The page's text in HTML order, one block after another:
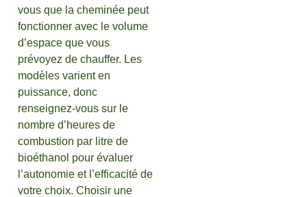
vous que la cheminée peut
fonctionner avec le volume
d’espace que vous
prévoyez de chauffer. Les
modèles varient en
puissance, donc
renseignez-vous sur le
nombre d’heures de
combustion par litre de
bioéthanol pour évaluer
l’autonomie et l’efficacité de
votre choix. Choisir une